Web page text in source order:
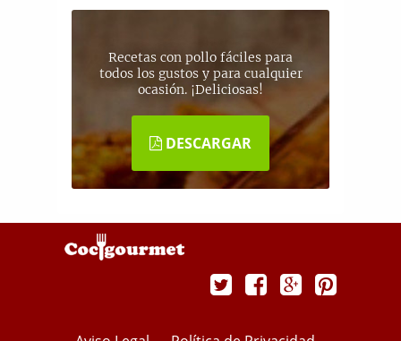
Recetas con pollo fáciles para
todos los gustos y para cualquier
ocasión. ¡Deliciosas!
DESCARGAR